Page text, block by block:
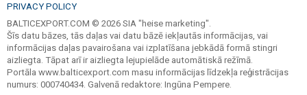
PRIVACY POLICY
BALTICEXPORT.COM © 2026 SIA "heise marketing".
Šīs datu bāzes, tās daļas vai datu bāzē iekļautās informācijas, vai
informācijas daļas pavairošana vai izplatīšana jebkādā formā stingri
aizliegta. Tāpat arī ir aizliegta lejupielāde automātiskā režīmā.
Portāla www.balticexport.com masu informācijas līdzekļa reģistrācijas
numurs: 000740434. Galvenā redaktore: Ingūna Pempere.